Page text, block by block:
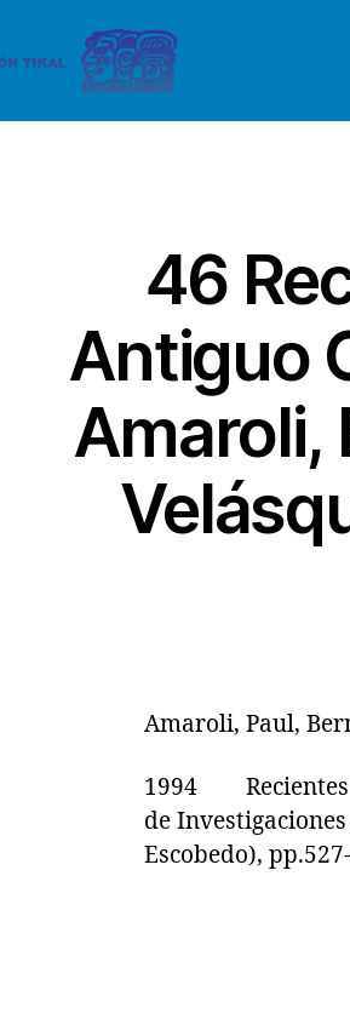
46
Antiguo
Amaroli,
Amaroli, Paul,
1994 Recientes
de
Escobedo),